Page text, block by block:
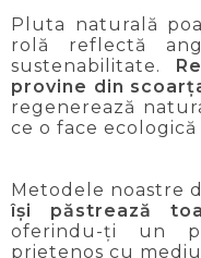
Pluta naturală
rolă reflectă
sustenabilitate.
provine din
regenerează
ce o face ecologică
Metodele noastre
își păstrează
oferindu-ți un
prietenos cu